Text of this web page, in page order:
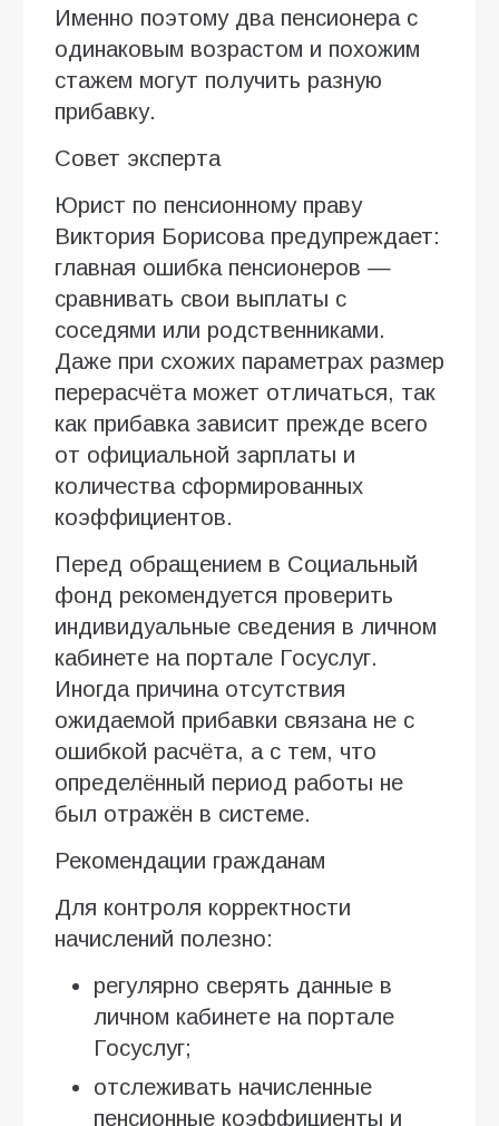
Именно поэтому два пенсионера с
одинаковым возрастом и похожим
стажем могут получить разную
прибавку.
Совет эксперта
Юрист по пенсионному праву
Виктория Борисова предупреждает:
главная ошибка пенсионеров —
сравнивать свои выплаты с
соседями или родственниками.
Даже при схожих параметрах размер
перерасчёта может отличаться, так
как прибавка зависит прежде всего
от официальной зарплаты и
количества сформированных
коэффициентов.
Перед обращением в Социальный
фонд рекомендуется проверить
индивидуальные сведения в личном
кабинете на портале Госуслуг.
Иногда причина отсутствия
ожидаемой прибавки связана не с
ошибкой расчёта, а с тем, что
определённый период работы не
был отражён в системе.
Рекомендации гражданам
Для контроля корректности
начислений полезно:
регулярно сверять данные в
личном кабинете на портале
Госуслуг;
отслеживать начисленные
пенсионные коэффициенты и